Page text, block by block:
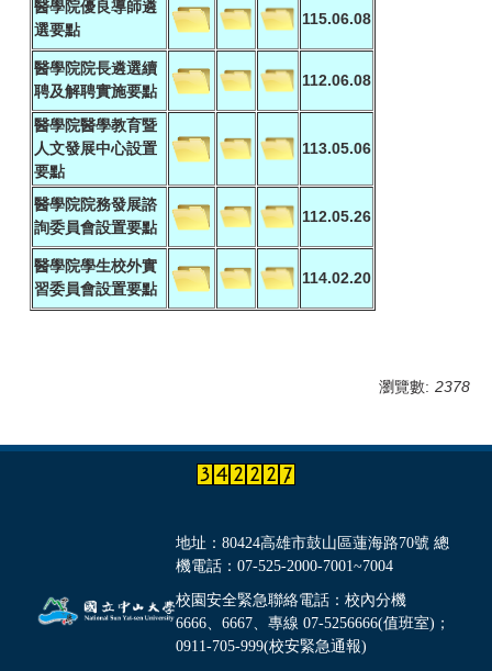
醫學院優良導師遴
選要點
115.06.08
醫學院院長遴選續
聘及解聘實施要點
112.06.08
醫學院醫學教育暨
人文發展中心設置
要點
113.05.06
醫學院院務發展諮
詢委員會設置要點
112.05.26
醫學院學生校外實
習委員會設置要點
114.02.20
瀏覽數: 2378
地址：80424高雄市鼓山區蓮海路70號 總
機電話：07-525-2000-7001~7004
校園安全緊急聯絡電話：校內分機
6666、6667、專線 07-5256666(值班室)；
0911-705-999(校安緊急通報)